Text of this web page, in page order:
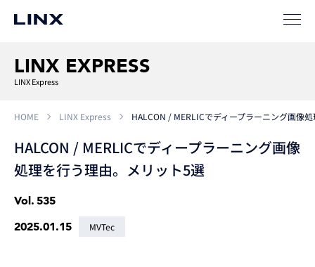
LINX EXPRESS
LINX Express
HOME LINX Express HALCON / MERLICでディープラーニング画像
HALCON / MERLICでディープラーニング画像
処理を行う理由。メリット5選
Vol. 535
2025.01.15
MVTec